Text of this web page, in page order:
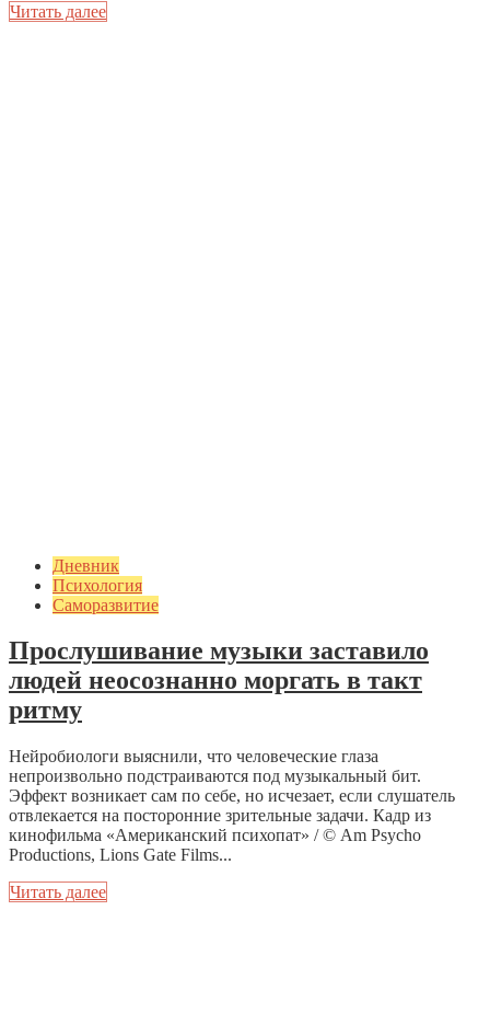
Читать далее
Дневник
Психология
Саморазвитие
Прослушивание музыки заставило
людей неосознанно моргать в такт
ритму
Нейробиологи выяснили, что человеческие глаза
непроизвольно подстраиваются под музыкальный бит.
Эффект возникает сам по себе, но исчезает, если слушатель
отвлекается на посторонние зрительные задачи. Кадр из
кинофильма «Американский психопат» / © Am Psycho
Productions, Lions Gate Films...
Читать далее